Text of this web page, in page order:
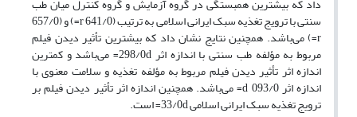
داد که بیشترین همبستگی در گروه آزمایش و گروه کنترل میان طب
سنتی با ترویج تغذیه سبک ایرانی اسلامی به ترتیب (641/0 r=) و (657/0
r=) می‌باشد. همچنین نتایج نشان داد که بیشترین تأثیر دیدن فیلم
مربوط به مؤلفه طب سنتی با اندازه اثر 298/0d= می‌باشد و کمترین
اندازه اثر تأثیر دیدن فیلم مربوط به مؤلفه تغذیه و سلامت معنوی با
اندازه اثر 093/0 d= می‌باشد. همچنین اندازه اثر تأثیر دیدن فیلم بر
ترویج تغذیه سبک ایرانی اسلامی 33/0d= است.